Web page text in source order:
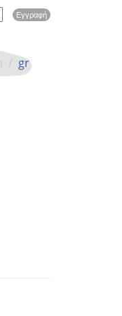
Name
/ gr